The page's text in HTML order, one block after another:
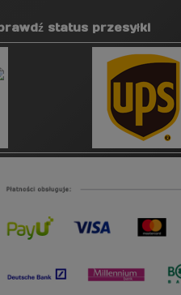
status przesyłki